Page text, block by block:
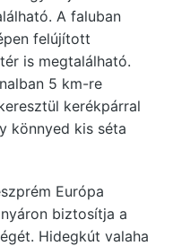
A faluban
felújított
is megtalálható.
5 km-re
kerékpárral
könnyed kis séta
Európa
biztosítja a
Hidegkút valaha